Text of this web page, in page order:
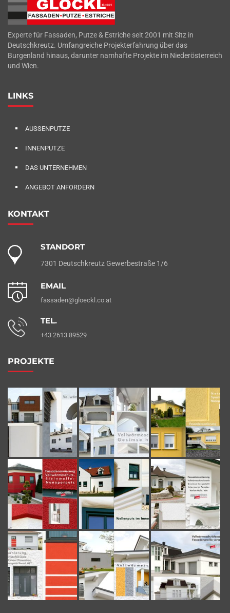
Experte für Fassaden, Putze & Estriche seit 2001 mit Sitz in
Deutschkreutz. Umfangreiche Projekterfahrung über das
Burgenland hinaus, darunter namhafte Projekte im Niederösterreich
und Wien.
LINKS
AUSSENPUTZE
INNENPUTZE
DAS UNTERNEHMEN
ANGEBOT ANFORDERN
KONTAKT
STANDORT
7301 Deutschkreutz Gewerbestraße 1/6
EMAIL
fassaden@gloeckl.co.at
TEL.
+43 2613 89529
PROJEKTE